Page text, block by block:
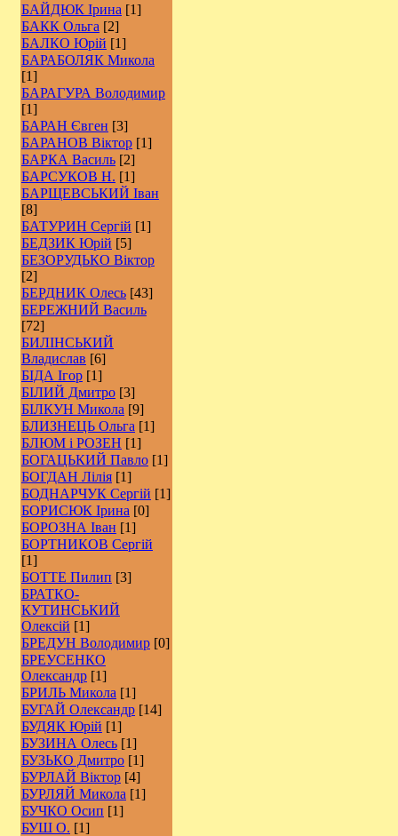
БАЙДЮК Ірина [1]
БАКК Ольга [2]
БАЛКО Юрій [1]
БАРАБОЛЯК Микола
[1]
БАРАГУРА Володимир
[1]
БАРАН Євген [3]
БАРАНОВ Віктор [1]
БАРКА Василь [2]
БАРСУКОВ Н. [1]
БАРЩЕВСЬКИЙ Іван
[8]
БАТУРИН Сергій [1]
БЕДЗИК Юрій [5]
БЕЗОРУДЬКО Віктор
[2]
БЕРДНИК Олесь [43]
БЕРЕЖНИЙ Василь
[72]
БИЛІНСЬКИЙ
Владислав [6]
БІДА Ігор [1]
БІЛИЙ Дмитро [3]
БІЛКУН Микола [9]
БЛИЗНЕЦЬ Ольга [1]
БЛЮМ і РОЗЕН [1]
БОГАЦЬКИЙ Павло [1]
БОГДАН Лілія [1]
БОДНАРЧУК Сергій [1]
БОРИСЮК Ірина [0]
БОРОЗНА Іван [1]
БОРТНИКОВ Сергій
[1]
БОТТЕ Пилип [3]
БРАТКО-
КУТИНСЬКИЙ
Олексій [1]
БРЕДУН Володимир [0]
БРЕУСЕНКО
Олександр [1]
БРИЛЬ Микола [1]
БУГАЙ Олександр [14]
БУДЯК Юрій [1]
БУЗИНА Олесь [1]
БУЗЬКО Дмитро [1]
БУРЛАЙ Віктор [4]
БУРЛЯЙ Микола [1]
БУЧКО Осип [1]
БУШ О. [1]